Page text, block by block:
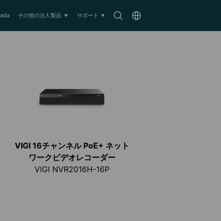
SearchChoose
その他の法人製品 サポート
VIGI 16チャンネル PoE+ ネット
ワークビデオレコーダー
VIGI NVR2016H-16P